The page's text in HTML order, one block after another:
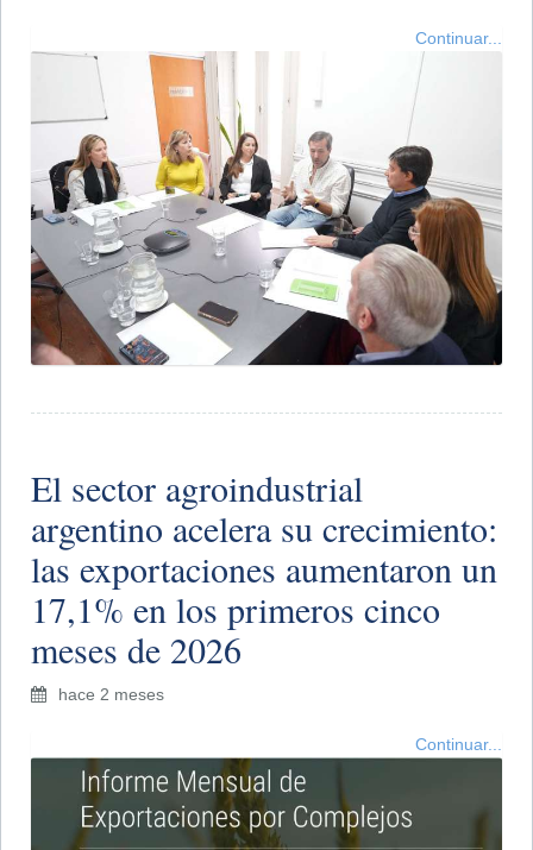
Continuar...
El sector agroindustrial
argentino acelera su crecimiento:
las exportaciones aumentaron un
17,1% en los primeros cinco
meses de 2026
hace 2 meses
Continuar...